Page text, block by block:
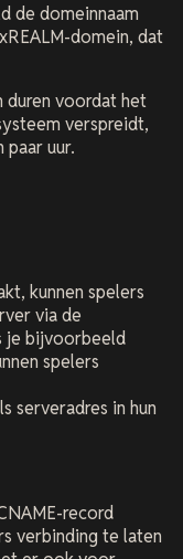
de domeinnaam
domein, dat
duren voordat het
verspreidt,
uur.
kunnen spelers
via de
je bijvoorbeeld
spelers
serveradres in hun
record
verbinding te laten